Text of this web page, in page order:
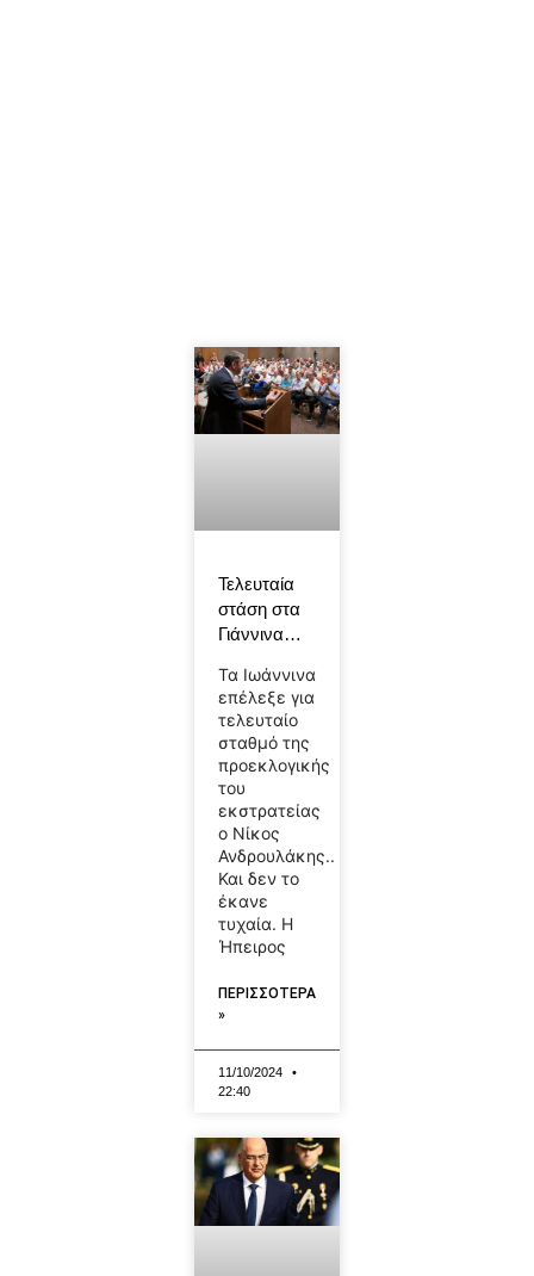
Τελευταία
στάση στα
Γιάννινα…
Τα Ιωάννινα
επέλεξε για
τελευταίο
σταθμό της
προεκλογικής
του
εκστρατείας
ο Νίκος
Ανδρουλάκης..
Και δεν το
έκανε
τυχαία. Η
Ήπειρος
ΠΕΡΙΣΣΟΤΕΡΑ
»
11/10/2024
22:40